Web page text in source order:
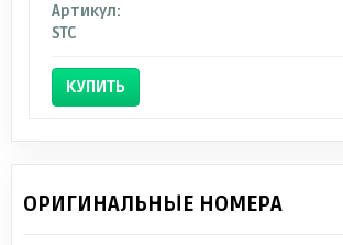
Артикул:
STC
КУПИТЬ
ОРИГИНАЛЬНЫЕ НОМЕРА